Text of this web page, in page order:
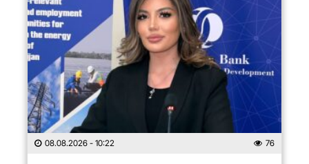
08.08.2026 - 10:22 76